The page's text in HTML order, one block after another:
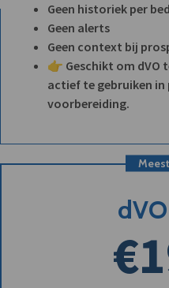
Geen historiek per
Geen alerts
Geen context bij
👉 Geschikt om dVO
actief te gebruiken
voorbereiding.